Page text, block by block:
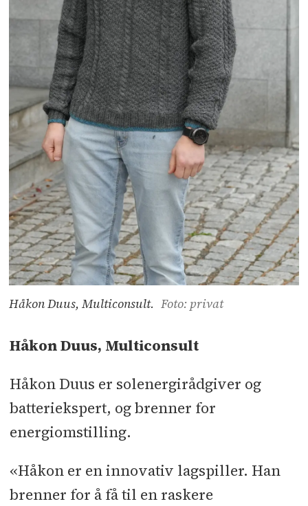
Håkon Duus, Multiconsult. Foto: privat
Håkon Duus, Multiconsult
Håkon Duus er solenergirådgiver og
batteriekspert, og brenner for
energiomstilling.
«Håkon er en innovativ lagspiller. Han
brenner for å få til en raskere